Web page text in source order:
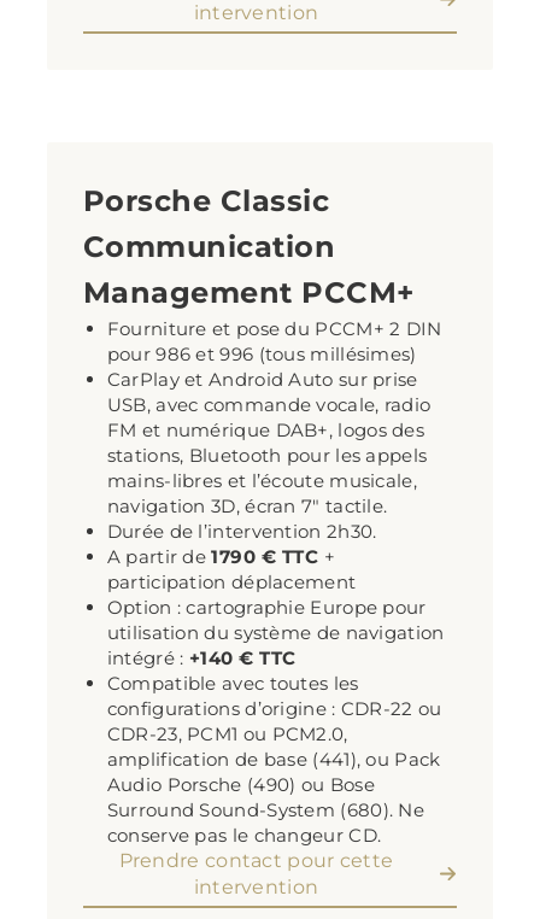
intervention
Porsche Classic
Communication
Management PCCM+
Fourniture et pose du PCCM+ 2 DIN
pour 986 et 996 (tous millésimes)
CarPlay et Android Auto sur prise
USB, avec commande vocale, radio
FM et numérique DAB+, logos des
stations, Bluetooth pour les appels
mains-libres et l’écoute musicale,
navigation 3D, écran 7″ tactile.
Durée de l’intervention 2h30.
A partir de1790 € TTC +
participation déplacement
Option : cartographie Europe pour
utilisation du système de navigation
intégré : +140 € TTC
Compatible avec toutes les
configurations d’origine : CDR-22 ou
CDR-23, PCM1 ou PCM2.0,
amplification de base (441), ou Pack
Audio Porsche (490) ou Bose
Surround Sound-System (680). Ne
conserve pas le changeur CD.
Prendre contact pour cette
intervention